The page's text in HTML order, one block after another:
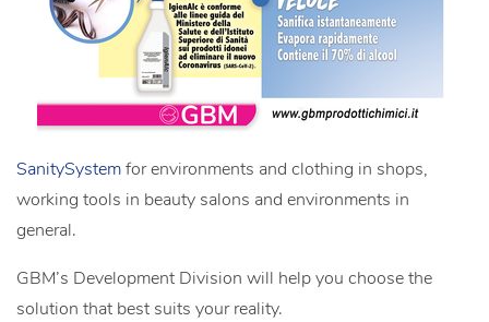
SanitySystemfor environments and clothing in shops,
working tools in beauty salons and environments in
general.
GBM’s Development Division will help you choose the
solution that best suits your reality.